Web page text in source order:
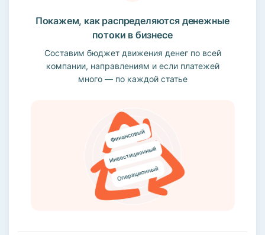
Покажем, как распределяются денежные
потоки в бизнесе
Составим бюджет движения денег по всей
компании, направлениям и если платежей
много — по каждой статье